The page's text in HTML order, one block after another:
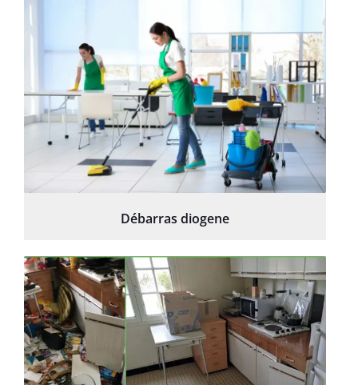
Débarras diogene